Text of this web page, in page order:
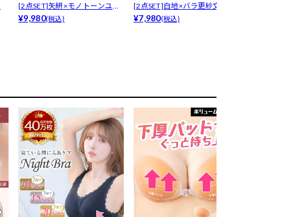
[2点SET]矢絣×モノトーンユリ
柄浴...
¥9,980(税込)
[2点SET]白地×バラ更紗文様浴
衣【...
¥7,980(税込)